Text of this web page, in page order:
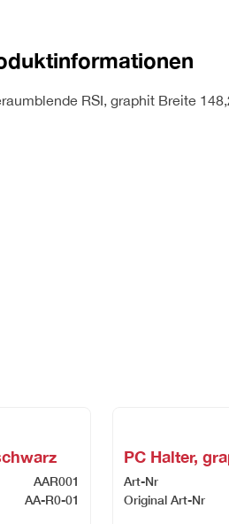
RSI, graphit Breite
AAR001
AA-R0-01
PC Halter,
Art-Nr
Original Art-Nr